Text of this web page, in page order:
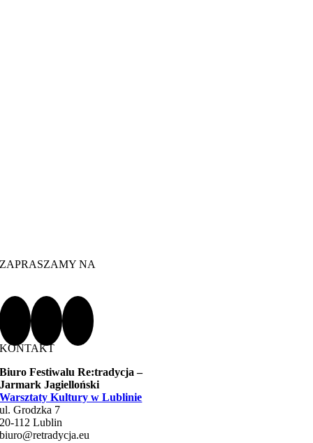
ZAPRASZAMY NA
KONTAKT
Biuro Festiwalu Re:tradycja –
Jarmark Jagielloński
Warsztaty Kultury w Lublinie
ul. Grodzka 7
20-112 Lublin
biuro@retradycja.eu